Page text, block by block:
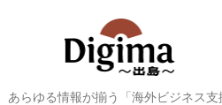
あらゆる情報が揃う「海外ビジネス支